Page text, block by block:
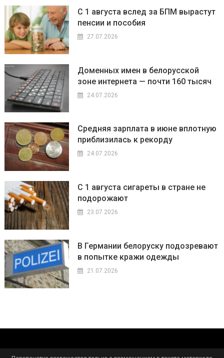
С 1 августа вслед за БПМ вырастут
пенсии и пособия
27.07.2026
Доменных имен в белорусской
зоне интернета — почти 160 тысяч
24.07.2026
Средняя зарплата в июне вплотную
приблизилась к рекорду
24.07.2026
С 1 августа сигареты в стране не
подорожают
23.07.2026
В Германии белоруску подозревают
в попытке кражи одежды
21.07.2026